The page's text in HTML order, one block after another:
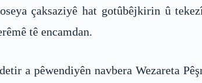
çaksaziyê hat gotûbêjkirin û
tê encamdan.
a pêwendiyên navbera Wezareta